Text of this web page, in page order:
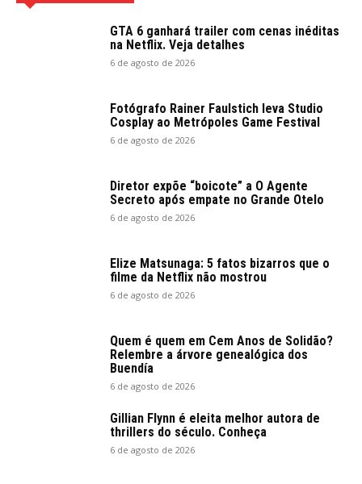
GTA 6 ganhará trailer com cenas inéditas
na Netflix. Veja detalhes
6 de agosto de 2026
Fotógrafo Rainer Faulstich leva Studio
Cosplay ao Metrópoles Game Festival
6 de agosto de 2026
Diretor expõe “boicote” a O Agente
Secreto após empate no Grande Otelo
6 de agosto de 2026
Elize Matsunaga: 5 fatos bizarros que o
filme da Netflix não mostrou
6 de agosto de 2026
Quem é quem em Cem Anos de Solidão?
Relembre a árvore genealógica dos
Buendía
6 de agosto de 2026
Gillian Flynn é eleita melhor autora de
thrillers do século. Conheça
6 de agosto de 2026